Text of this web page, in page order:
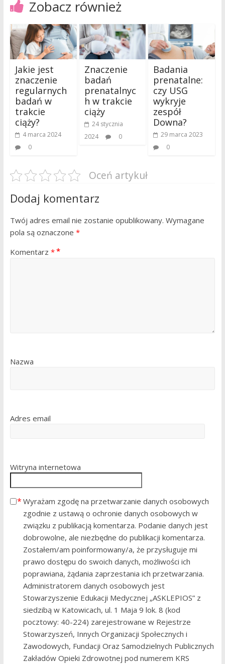
Zobacz również
Jakie jest
znaczenie
regularnych
badań w
trakcie
ciąży?
4 marca 2024
0
Znaczenie
badań
prenatalnyc
h w trakcie
ciąży
24 stycznia
2024
0
Badania
prenatalne:
czy USG
wykryje
zespół
Downa?
29 marca 2023
0
Oceń artykuł
Dodaj komentarz
Twój adres email nie zostanie opublikowany. Wymagane
pola są oznaczone *
Komentarz *
Nazwa
Adres email
Witryna internetowa
Wyrażam zgodę na przetwarzanie danych osobowych
zgodnie z ustawą o ochronie danych osobowych w
związku z publikacją komentarza. Podanie danych jest
dobrowolne, ale niezbędne do publikacji komentarza.
Zostałem/am poinformowany/a, że przysługuje mi
prawo dostępu do swoich danych, możliwości ich
poprawiana, żądania zaprzestania ich przetwarzania.
Administratorem danych osobowych jest
Stowarzyszenie Edukacji Medycznej „ASKLEPIOS” z
siedzibą w Katowicach, ul. 1 Maja 9 lok. 8 (kod
pocztowy: 40-224) zarejestrowane w Rejestrze
Stowarzyszeń, Innych Organizacji Społecznych i
Zawodowych, Fundacji Oraz Samodzielnych Publicznych
Zakładów Opieki Zdrowotnej pod numerem KRS